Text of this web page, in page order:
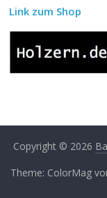
Link zum Shop
Copyright © 2026
Theme: ColorMag